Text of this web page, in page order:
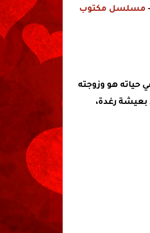
مسلسل مكتوب
هو وزوجته
بعيشة رغدة،